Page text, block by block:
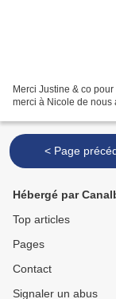
Merci Justine & co
merci à Nicole de nous
< Page
Hébergé par
Top articles
Pages
Contact
Signaler un abus